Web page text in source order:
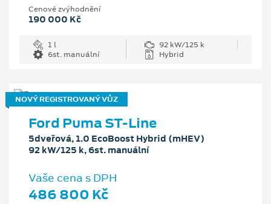
Cenové zvýhodnění
190 000 Kč
1 l
92 kW/125 k
6st. manuální
Hybrid
NOVÝ REGISTROVANÝ VŮZ
Ford Puma ST-Line
5dveřová, 1.0 EcoBoost Hybrid (mHEV)
92 kW/125 k, 6st. manuální
Vaše cena s DPH
486 800 Kč